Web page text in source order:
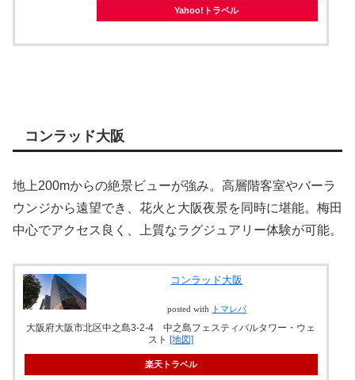
Yahoo!トラベル
コンラッド大阪
地上200mからの絶景ビューが強み。高層階客室やバーラ
ウンジから遠望でき、花火と大阪夜景を同時に堪能。梅田
中心でアクセス良く、上質なラグジュアリー体験が可能。
コンラッド大阪
posted with トマレバ
大阪府大阪市北区中之島3-2-4 中之島フェスティバルタワー・ウェ
スト [地図]
楽天トラベル